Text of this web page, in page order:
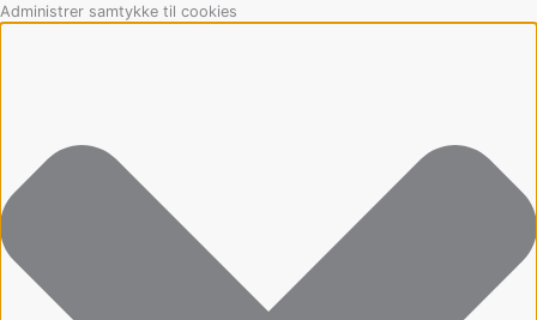
Administrer samtykke til cookies
Funktionsdygtig
Præferencer
Statistikker
Marketing
Gå